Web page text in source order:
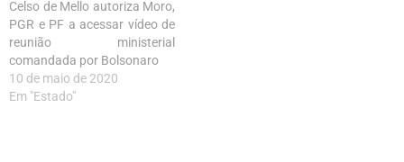
Celso de Mello autoriza Moro,
PGR e PF a acessar vídeo de
reunião ministerial
comandada por Bolsonaro
10 de maio de 2020
Em "Estado"